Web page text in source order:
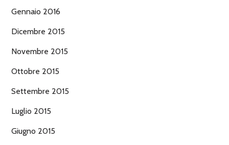
Gennaio 2016
Dicembre 2015
Novembre 2015
Ottobre 2015
Settembre 2015
Luglio 2015
Giugno 2015